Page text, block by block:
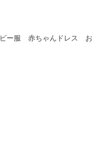
ー服 赤ちゃんドレス お